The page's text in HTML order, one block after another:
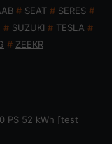
# SEAT # SERES #
# SUZUKI # TESLA #
# ZEEKR
PS 52 kWh [test